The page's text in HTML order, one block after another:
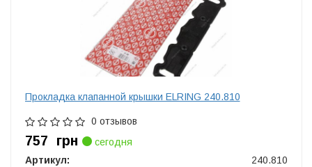
Прокладка клапанной крышки ELRING 240.810
0 отзывов
757 грн
сегодня
Артикул:
240.810